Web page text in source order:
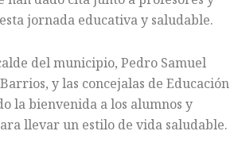
jornada educativa y saludable.
del municipio, Pedro Samuel
y las concejalas de Educación
la bienvenida a los alumnos y
llevar un estilo de vida saludable.